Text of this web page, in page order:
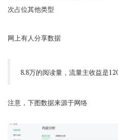
次占位其他类型
网上有人分享数据
8.8万的阅读量，流量主收益是
注意，下图数据来源于网络